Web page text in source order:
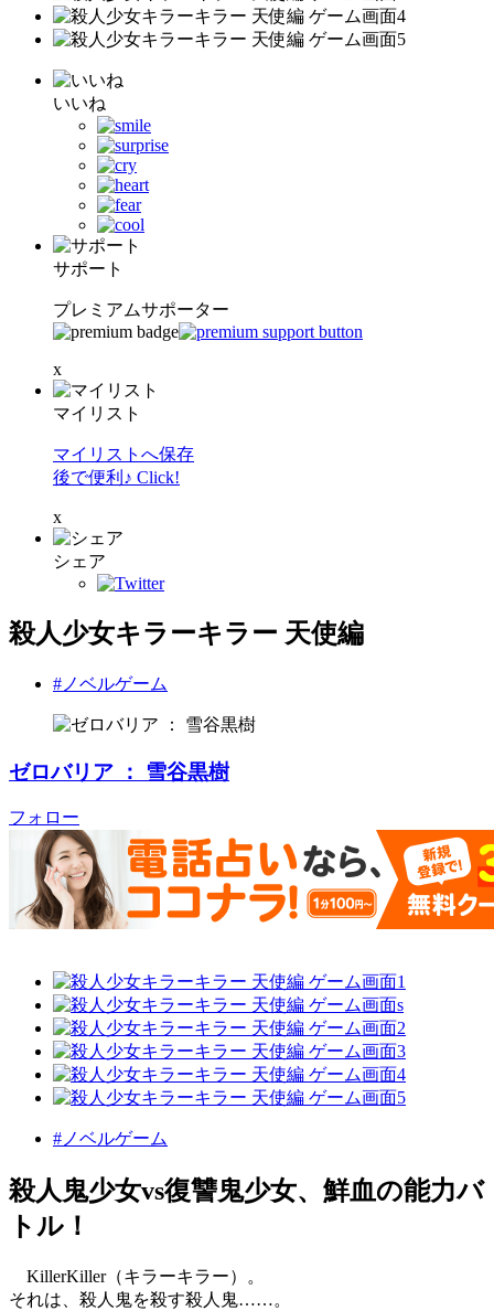
いいね
サポート
プレミアムサポーター
x
マイリスト
マイリストへ保存
後で便利♪ Click!
x
シェア
殺人少女キラーキラー 天使編
#ノベルゲーム
ゼロバリア ： 雪谷黒樹
フォロー
#ノベルゲーム
殺人鬼少女vs復讐鬼少女、鮮血の能力バ
トル！
KillerKiller（キラーキラー）。
それは、殺人鬼を殺す殺人鬼……。